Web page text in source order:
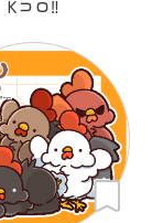
Kコロ‼︎